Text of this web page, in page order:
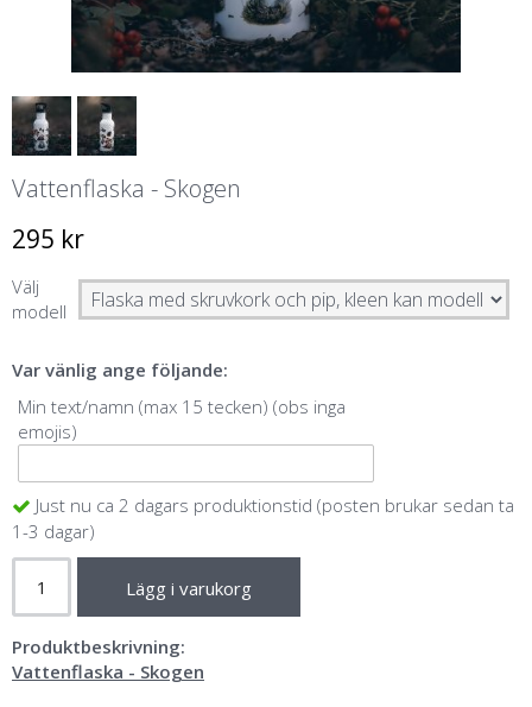
Vattenflaska - Skogen
295 kr
Välj
modell
Var vänlig ange följande:
Min text/namn (max 15 tecken) (obs inga
emojis)
Just nu ca 2 dagars produktionstid (posten brukar sedan ta
1-3 dagar)
Lägg i varukorg
Produktbeskrivning:
Vattenflaska - Skogen